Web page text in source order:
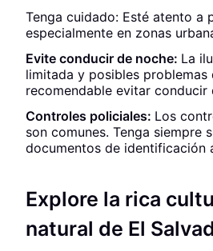
Tenga cuidado: Esté atento a
especialmente en zonas
Evite conducir de noche: La
limitada y posibles problemas
recomendable evitar conducir
Controles policiales: Los
son comunes. Tenga siempre
documentos de identificación
Explore la rica
natural de El